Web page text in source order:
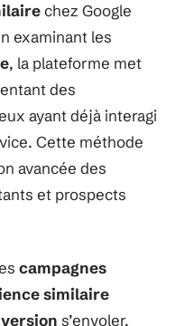
chez Google
examinant les
, la plateforme met
des
ayant déjà interagi
Cette méthode
avancée des
et prospects
campagnes
similaire
s’envoler,